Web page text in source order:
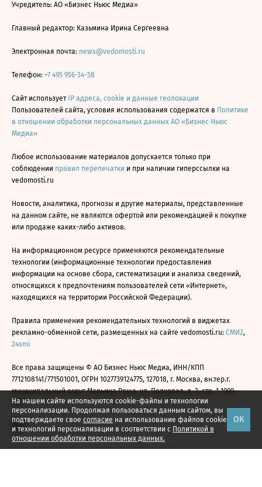
На нашем сайте используются cookie-файлы и технологии
персонализации. Продолжая пользоваться данным сайтом, вы
подтверждаете свое согласие на использование файлов cookie
и технологий персонализации в соответствии с Политикой в
отношении обработки персональных данных.
ОК
Учредитель: АО «Бизнес Ньюс Медиа»
Главный редактор: Казьмина Ирина Сергеевна
Электронная почта: news@vedomosti.ru
Телефон: +7 495 956-34-58
Сайт использует IP адреса, cookie и данные геолокации
Пользователей сайта, условия использования содержатся в Политике
в отношении обработки персональных данных АО «Бизнес Ньюс
Медиа»
Любое использование материалов допускается только при
соблюдении правил перепечатки и при наличии гиперссылки на
vedomosti.ru
Новости, аналитика, прогнозы и другие материалы, представленные
на данном сайте, не являются офертой или рекомендацией к покупке
или продаже каких-либо активов.
На информационном ресурсе применяются рекомендательные
технологии (информационные технологии предоставления
информации на основе сбора, систематизации и анализа сведений,
относящихся к предпочтениям пользователей сети «Интернет»,
находящихся на территории Российской Федерации).
Правила применения рекомендательных технологий в виджетах
рекламно-обменной сети, размещенных на сайте vedomosti.ru: СМИ2,
24smi
Все права защищены © АО Бизнес Ньюс Медиа, ИНН/КПП
7712108141/771501001, ОГРН 1027739124775, 127018, г. Москва, вн.тер.г.
муниципальный округ Марьина Роща, ул. Полковая, д. 3, стр. 1 1999—
2026